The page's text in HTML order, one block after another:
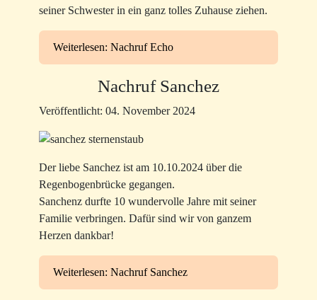
seiner Schwester in ein ganz tolles Zuhause ziehen.
Weiterlesen: Nachruf Echo
Nachruf Sanchez
Veröffentlicht: 04. November 2024
Der liebe Sanchez ist am 10.10.2024 über die
Regenbogenbrücke gegangen.
Sanchenz durfte 10 wundervolle Jahre mit seiner
Familie verbringen. Dafür sind wir von ganzem
Herzen dankbar!
Weiterlesen: Nachruf Sanchez